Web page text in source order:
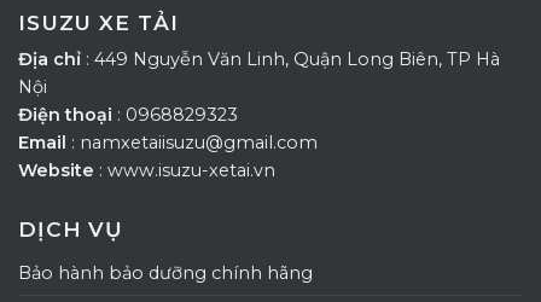
ISUZU XE TẢI
Địa chỉ : 449 Nguyễn Văn Linh, Quận Long Biên, TP Hà
Nội
Điện thoại : 0968829323
Email : namxetaiisuzu@gmail.com
Website : www.isuzu-xetai.vn
DỊCH VỤ
Bảo hành bảo dưỡng chính hãng